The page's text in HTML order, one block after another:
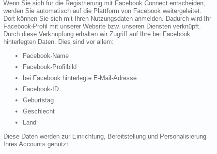
Wenn Sie sich für die Registrierung mit Facebook Connect entscheiden,
werden Sie automatisch auf die Plattform von Facebook weitergeleitet.
Dort können Sie sich mit Ihren Nutzungsdaten anmelden. Dadurch wird Ihr
Facebook-Profil mit unserer Website bzw. unseren Diensten verknüpft.
Durch diese Verknüpfung erhalten wir Zugriff auf Ihre bei Facebook
hinterlegten Daten. Dies sind vor allem:
Facebook-Name
Facebook-Profilbild
bei Facebook hinterlegte E-Mail-Adresse
Facebook-ID
Geburtstag
Geschlecht
Land
Diese Daten werden zur Einrichtung, Bereitstellung und Personalisierung
Ihres Accounts genutzt.